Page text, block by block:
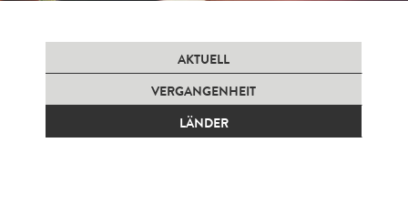
AKTUELL
VERGANGENHEIT
LÄNDER